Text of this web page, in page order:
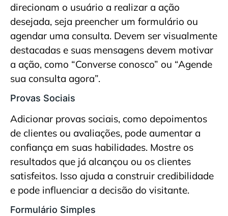
direcionam o usuário a realizar a ação
desejada, seja preencher um formulário ou
agendar uma consulta. Devem ser visualmente
destacadas e suas mensagens devem motivar
a ação, como “Converse conosco” ou “Agende
sua consulta agora”.
Provas Sociais
Adicionar provas sociais, como depoimentos
de clientes ou avaliações, pode aumentar a
confiança em suas habilidades. Mostre os
resultados que já alcançou ou os clientes
satisfeitos. Isso ajuda a construir credibilidade
e pode influenciar a decisão do visitante.
Formulário Simples